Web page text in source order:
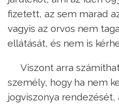
fizetett, az sem marad
vagyis az orvos nem
ellátását, és nem is
Viszont arra
személy, hogy ha nem
jogviszonya rendezését,